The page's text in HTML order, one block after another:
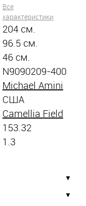
Все
характеристики
204 см.
96.5 см.
46 см.
N9090209-400
Michael Amini
США
Camellia Field
153.32
1.3